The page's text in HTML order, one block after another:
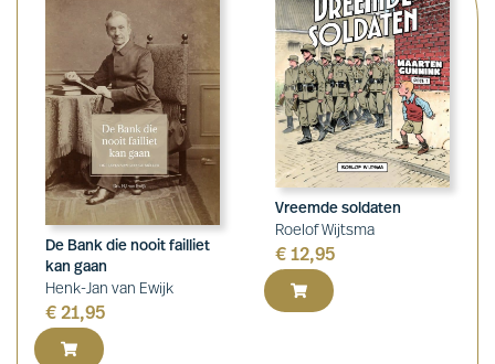
De Bank die nooit failliet
kan gaan
Henk-Jan van Ewijk
€ 21,95
Vreemde soldaten
Roelof Wijtsma
€ 12,95